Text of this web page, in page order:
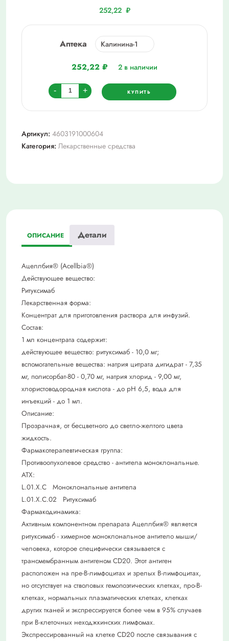
252,22 ₽
Аптека
252,22 ₽ 2 в наличии
-
Количество
товара
Реамберин,
р
д/
мл
200мл
+ КУПИТЬ
Артикул: 4603191000604
Категория: Лекарственные средства
ОПИСАНИЕ Детали
Ацеллбия® (Acellbia®)
Действующее вещество:
Ритуксимаб
Лекарственная форма:
Концентрат для приготовления раствора для инфузий.
Состав:
1 мл концентрата содержит:
действующее вещество: ритуксимаб - 10,0 мг;
вспомогательные вещества: натрия цитрата дигидрат - 7,35
мг, полисорбат-80 - 0,70 мг, натрия хлорид - 9,00 мг,
хлористоводородная кислота - до рН 6,5, вода для
инъекций - до 1 мл.
Описание:
Прозрачная, от бесцветного до светло-желтого цвета
жидкость.
Фармакотерапевтическая группа:
Противоопухолевое средство - антитела моноклональные.
АТХ:
L.01.X.C Моноклональные антитела
L.01.X.C.02 Ритуксимаб
Фармакодинамика:
Активным компонентном препарата Ацеллбия® является
ритуксимаб - химерное моноклональное антитело мыши/
человека, которое специфически связывается с
трансмембранным антигеном CD20. Этот антиген
расположен на пре-В-лимфоцитах и зрелых В-лимфоцитах,
но отсутствует на стволовых гемопоэтических клетках, про-В-
клетках, нормальных плазматических клетках, клетках
других тканей и экспрессируется более чем в 95% случаев
при В-клеточных неходжкинских лимфомах.
Экспрессированный на клетке CD20 после связывания с